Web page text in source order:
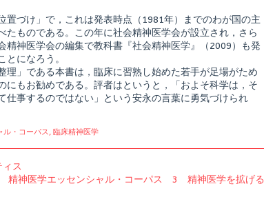
づけ」で，これは発表時点（1981年）までのわが国の主
ものである。この年に社会精神医学会が設立され，さら
神医学会の編集で教科書『社会精神医学』（2009）も発
になろう。
」である本書は，臨床に習熟し始めた若手が足場がため
もお勧めである。評者はというと，「およそ科学は，そ
事するのではない」という安永の言葉に勇気づけられ
ル・コーパス, 臨床精神医学
ス
Next
精神医学エッセンシャル・コーパス 3 精神医学を拡げる